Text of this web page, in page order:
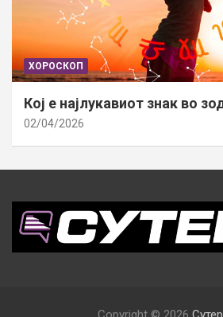
ХОРОСКОП
Кој е најлукавиот знак во
02/04/2026